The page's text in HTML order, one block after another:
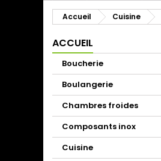
Accueil Cuisine
ACCUEIL
Boucherie
Boulangerie
Chambres froides
Composants inox
Cuisine